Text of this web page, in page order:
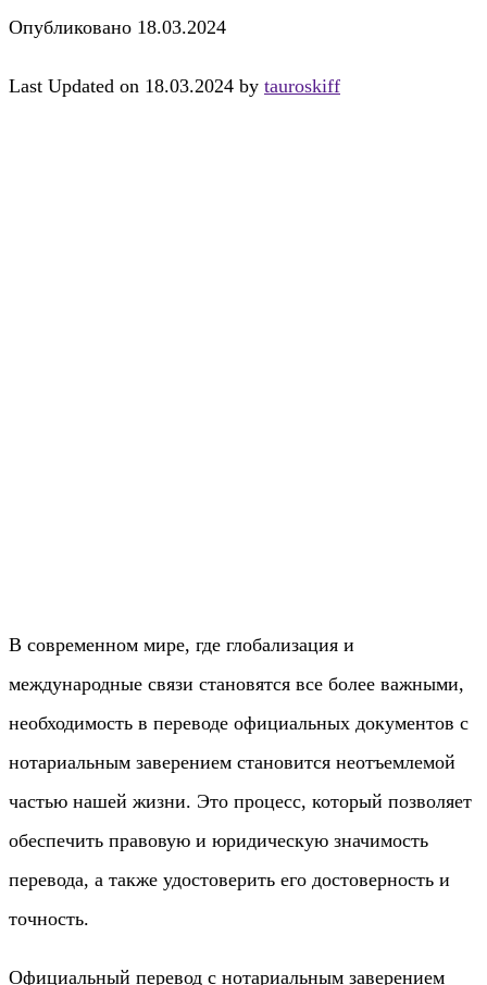
Опубликовано 18.03.2024
Last Updated on 18.03.2024 by tauroskiff
В современном мире, где глобализация и
международные связи становятся все более важными,
необходимость в переводе официальных документов с
нотариальным заверением становится неотъемлемой
частью нашей жизни. Это процесс, который позволяет
обеспечить правовую и юридическую значимость
перевода, а также удостоверить его достоверность и
точность.
Официальный перевод с нотариальным заверением